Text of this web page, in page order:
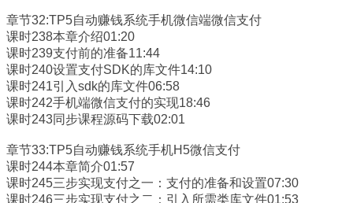
章节32:TP5自动赚钱系统手机微信端微信支付
课时238本章介绍01:20
课时239支付前的准备11:44
课时240设置支付SDK的库文件14:10
课时241引入sdk的库文件06:58
课时242手机端微信支付的实现18:46
课时243同步课程源码下载02:01
章节33:TP5自动赚钱系统手机H5微信支付
课时244本章简介01:57
课时245三步实现支付之一：支付的准备和设置07:30
课时246三步实现支付之二：引入所需类库文件01:53